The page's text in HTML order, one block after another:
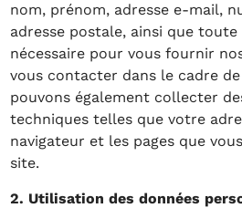
nom, prénom, adresse e-mail,
adresse postale, ainsi que
nécessaire pour vous fournir
vous contacter dans le cadre
pouvons également collecter
techniques telles que votre
navigateur et les pages que
site.
2. Utilisation des données